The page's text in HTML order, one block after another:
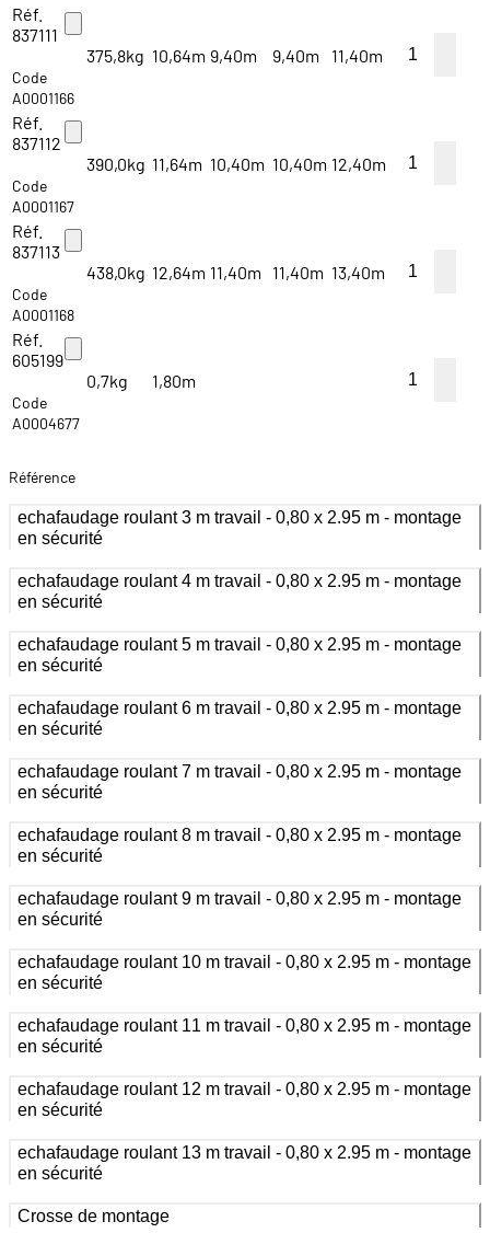
Réf.
837111
Code
A0001166
375,8kg 10,64m 9,40m 9,40m 11,40m
Réf.
837112
Code
A0001167
390,0kg 11,64m 10,40m 10,40m 12,40m
Réf.
837113
Code
A0001168
438,0kg 12,64m 11,40m 11,40m 13,40m
Réf.
605199
Code
A0004677
0,7kg 1,80m
Référence
echafaudage roulant 3 m travail - 0,80 x 2.95 m - montage
en sécurité
echafaudage roulant 4 m travail - 0,80 x 2.95 m - montage
en sécurité
echafaudage roulant 5 m travail - 0,80 x 2.95 m - montage
en sécurité
echafaudage roulant 6 m travail - 0,80 x 2.95 m - montage
en sécurité
echafaudage roulant 7 m travail - 0,80 x 2.95 m - montage
en sécurité
echafaudage roulant 8 m travail - 0,80 x 2.95 m - montage
en sécurité
echafaudage roulant 9 m travail - 0,80 x 2.95 m - montage
en sécurité
echafaudage roulant 10 m travail - 0,80 x 2.95 m - montage
en sécurité
echafaudage roulant 11 m travail - 0,80 x 2.95 m - montage
en sécurité
echafaudage roulant 12 m travail - 0,80 x 2.95 m - montage
en sécurité
echafaudage roulant 13 m travail - 0,80 x 2.95 m - montage
en sécurité
Crosse de montage